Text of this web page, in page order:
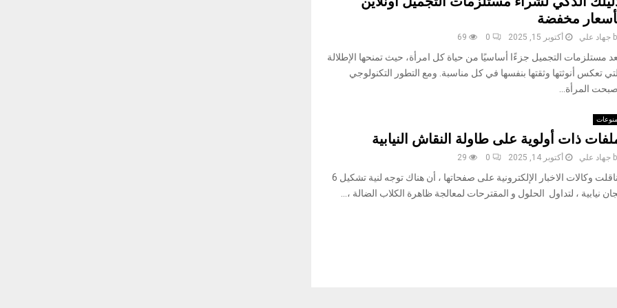
مخفضة
جهاد علي أكتوبر 15, 2025 0
69
مستلزمات التجميل جزءًا أساسيًا من حياة كل امرأة، حيث تمنحها الإطلالة
تعكس أنوثتها وثقتها بنفسها في كل مناسبة. ومع التطور التكنولوجي
المرأة...
منوعات
ذات أولوية على طاولة النقاش النيابية
جهاد علي أكتوبر 14, 2025 0
29
تناقلت وكالات الاخبار الإلكترونية على صفحاتها ، أن هناك توجه لنية تشكيل 6
نيابية ، لتداول الحلول و المقترحات لمعالجة ظاهرة الكلاب الضالة ،...